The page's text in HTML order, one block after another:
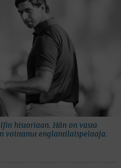
historiaan. Hän on vasta
voittanut englantilaispelaaja.